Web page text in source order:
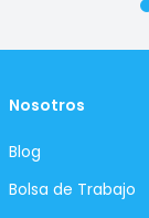
Nosotros
Blog
Bolsa de Trabajo